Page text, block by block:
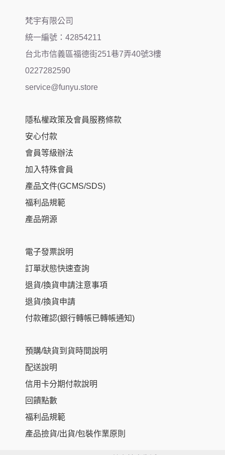
梵宇有限公司
統一編號：42854211
台北市信義區福德街251巷7弄40號3樓
0227282590
service@funyu.store
隱私權政策及會員服務條款
安心付款
會員等級辦法
加入特殊會員
產品文件(GCMS/SDS)
福利品規範
產品朔源
電子發票說明
訂單狀態快速查詢
退貨/換貨申請注意事項
退貨/換貨申請
付款確認(銀行轉帳已轉帳通知)
預購/缺貨到貨時間說明
配送說明
信用卡分期付款說明
回饋點數
福利品規範
產品撿貨/出貨/包裝作業原則
Item added to cart.